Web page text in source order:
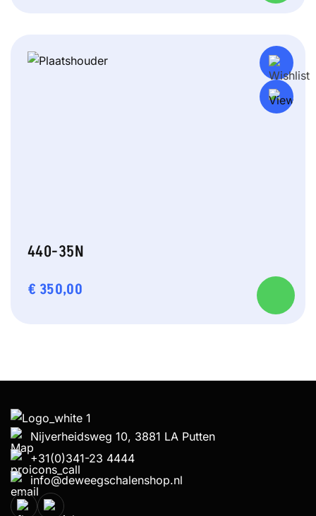
440-35N
€ 350,00
Nijverheidsweg 10, 3881 LA Putten
+31(0)341-23 4444
info@deweegschalenshop.nl